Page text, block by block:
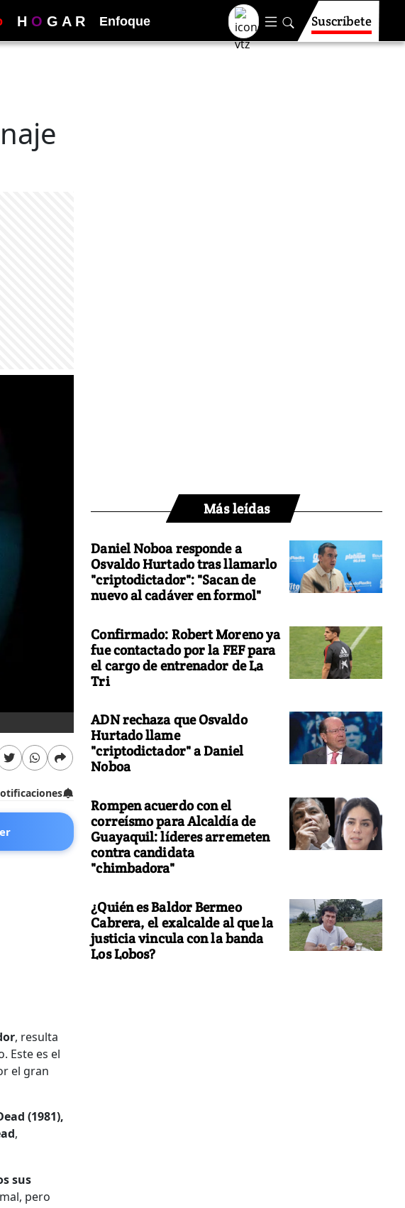
H O G A R Enfoque Suscríbete
, resulta
Este es el
el gran
(1981),
,
sus
pero
Más leídas
Daniel Noboa responde a
Osvaldo Hurtado tras llamarlo
"criptodictador": "Sacan de
nuevo al cadáver en formol"
Confirmado: Robert Moreno ya
fue contactado por la FEF para
el cargo de entrenador de La
Tri
ADN rechaza que Osvaldo
Hurtado llame
"criptodictador" a Daniel
Noboa
Rompen acuerdo con el
correísmo para Alcaldía de
Guayaquil: líderes arremeten
contra candidata
"chimbadora"
¿Quién es Baldor Bermeo
Cabrera, el exalcalde al que la
justicia vincula con la banda
Los Lobos?